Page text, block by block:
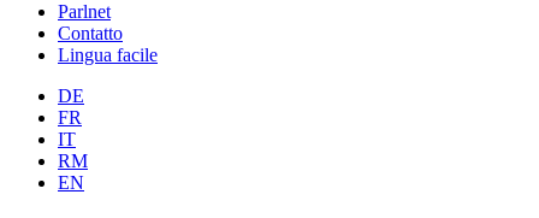
Parlnet
Contatto
Lingua facile
DE
FR
IT
RM
EN